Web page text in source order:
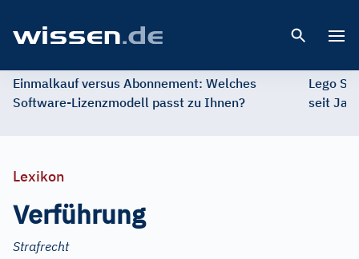
Einmalkauf versus Abonnement: Welches
Software-Lizenzmodell passt zu Ihnen?
Lego
seit
Lexikon
Verführung
Strafrecht